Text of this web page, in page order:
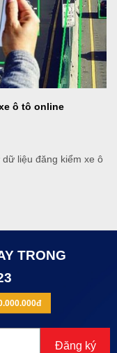
ô tô online
liệu đăng kiểm xe ô
TRONG
Đăng ký